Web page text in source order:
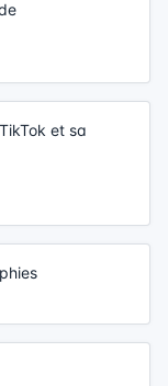
et sa